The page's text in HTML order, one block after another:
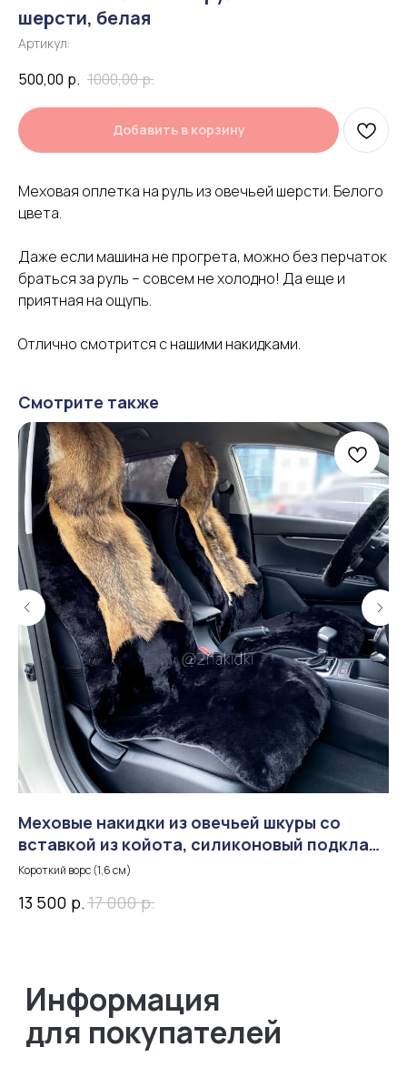
шерсти, белая
Артикул:
500,00 р. 1000,00р.
Добавить в корзину
Меховая оплетка на руль из овечьей шерсти. Белого
цвета.
Даже если машина не прогрета, можно без перчаток
браться за руль – совсем не холодно! Да еще и
приятная на ощупь.
Отлично смотрится с нашими накидками.
Смотрите также
Меховые накидки из овечьей шкуры со
вставкой из койота, силиконовый подклад,
черные
Короткий ворс (1,6 см)
13 500 р.17 000 р.
Информация
для покупателей
Нам доверяют Читать
отзывы
4,0 5,0
5,0